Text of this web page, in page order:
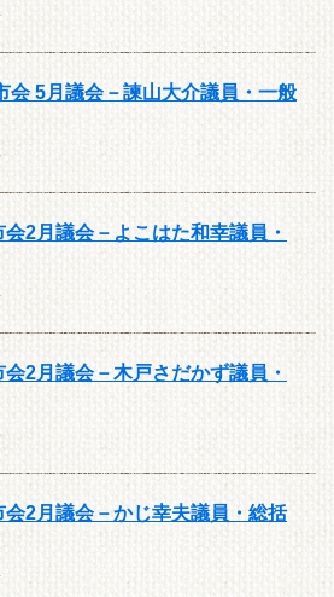
会 5月議会－諫山大介議員・一般
2月議会－よこはた和幸議員・
2月議会－木戸さだかず議員・
2月議会－かじ幸夫議員・総括